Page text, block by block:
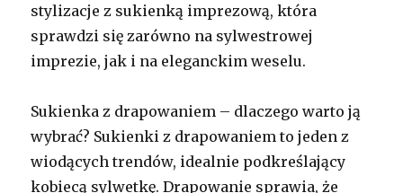
stylizacje z sukienką imprezową, która
sprawdzi się zarówno na sylwestrowej
imprezie, jak i na eleganckim weselu.
Sukienka z drapowaniem – dlaczego warto ją
wybrać? Sukienki z drapowaniem to jeden z
wiodących trendów, idealnie podkreślający
kobiecą sylwetkę. Drapowanie sprawia, że